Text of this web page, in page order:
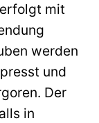
mit
werden
und
Der
in